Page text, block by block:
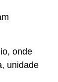
onde
unidade